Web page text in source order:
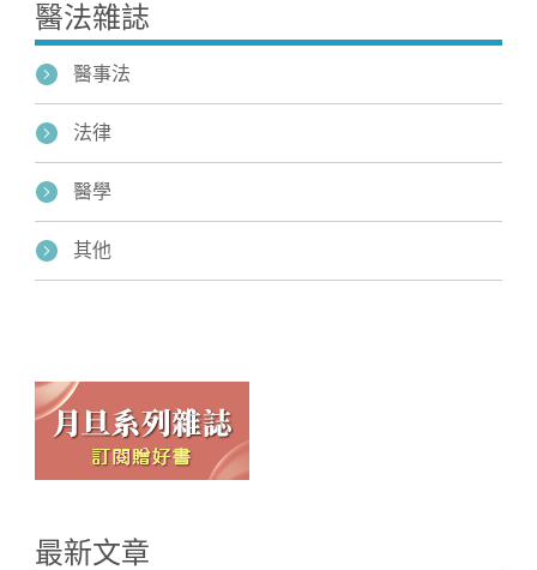
醫法雜誌
醫事法
法律
醫學
其他
最新文章